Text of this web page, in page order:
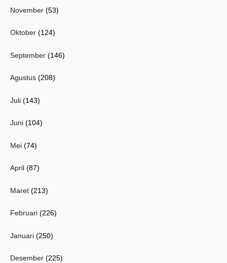
November (53)
Oktober (124)
September (146)
Agustus (208)
Juli (143)
Juni (104)
Mei (74)
April (87)
Maret (213)
Februari (226)
Januari (250)
Desember (225)